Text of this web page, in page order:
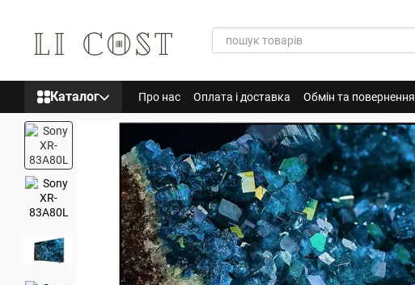
Каталог Про нас Оплата і доставка Обмін та повернення